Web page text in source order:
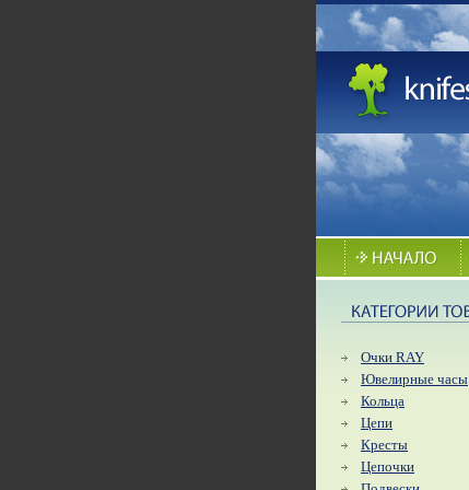
Очки RAY
Ювелирные часы
Кольца
Цепи
Кресты
Цепочки